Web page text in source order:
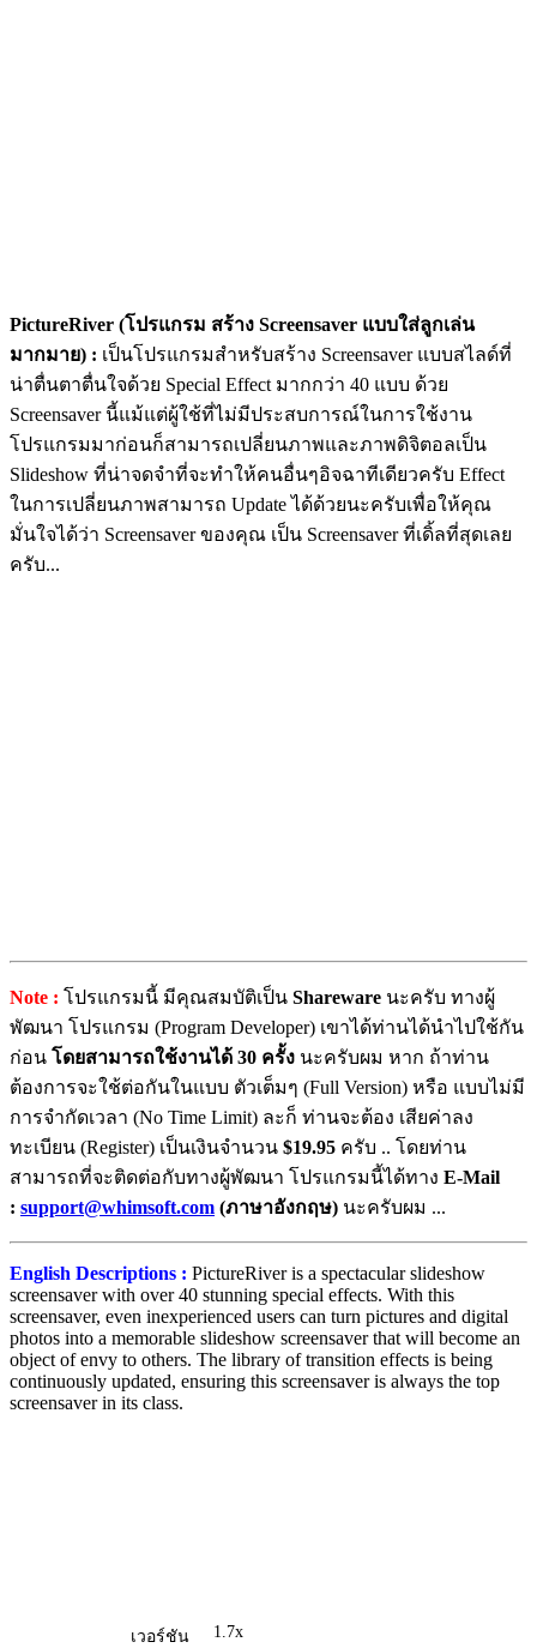
PictureRiver (โปรแกรม สร้าง Screensaver แบบใส่ลูกเล่น
มากมาย) : เป็นโปรแกรมสำหรับสร้าง Screensaver แบบสไลด์ที่
น่าตื่นตาตื่นใจด้วย Special Effect มากกว่า 40 แบบ ด้วย
Screensaver นี้แม้แต่ผู้ใช้ที่ไม่มีประสบการณ์ในการใช้งาน
โปรแกรมมาก่อนก็สามารถเปลี่ยนภาพและภาพดิจิตอลเป็น
Slideshow ที่น่าจดจำที่จะทำให้คนอื่นๆอิจฉาทีเดียวครับ Effect
ในการเปลี่ยนภาพสามารถ Update ได้ด้วยนะครับเพื่อให้คุณ
มั่นใจได้ว่า Screensaver ของคุณ เป็น Screensaver ที่เดิ้ลที่สุดเลย
ครับ...
Note : โปรแกรมนี้ มีคุณสมบัติเป็น Shareware นะครับ ทางผู้
พัฒนา โปรแกรม (Program Developer) เขาได้ท่านได้นำไปใช้กัน
ก่อน โดยสามารถใช้งานได้ 30 ครั้ง นะครับผม หาก ถ้าท่าน
ต้องการจะใช้ต่อกันในแบบ ตัวเต็มๆ (Full Version) หรือ แบบไม่มี
การจำกัดเวลา (No Time Limit) ละก็ ท่านจะต้อง เสียค่าลง
ทะเบียน (Register) เป็นเงินจำนวน $19.95 ครับ .. โดยท่าน
สามารถที่จะติดต่อกับทางผู้พัฒนา โปรแกรมนี้ได้ทาง E-Mail
: support@whimsoft.com (ภาษาอังกฤษ) นะครับผม ...
English Descriptions : PictureRiver is a spectacular slideshow
screensaver with over 40 stunning special effects. With this
screensaver, even inexperienced users can turn pictures and digital
photos into a memorable slideshow screensaver that will become an
object of envy to others. The library of transition effects is being
continuously updated, ensuring this screensaver is always the top
screensaver in its class.
เวอร์ชัน 1.7x